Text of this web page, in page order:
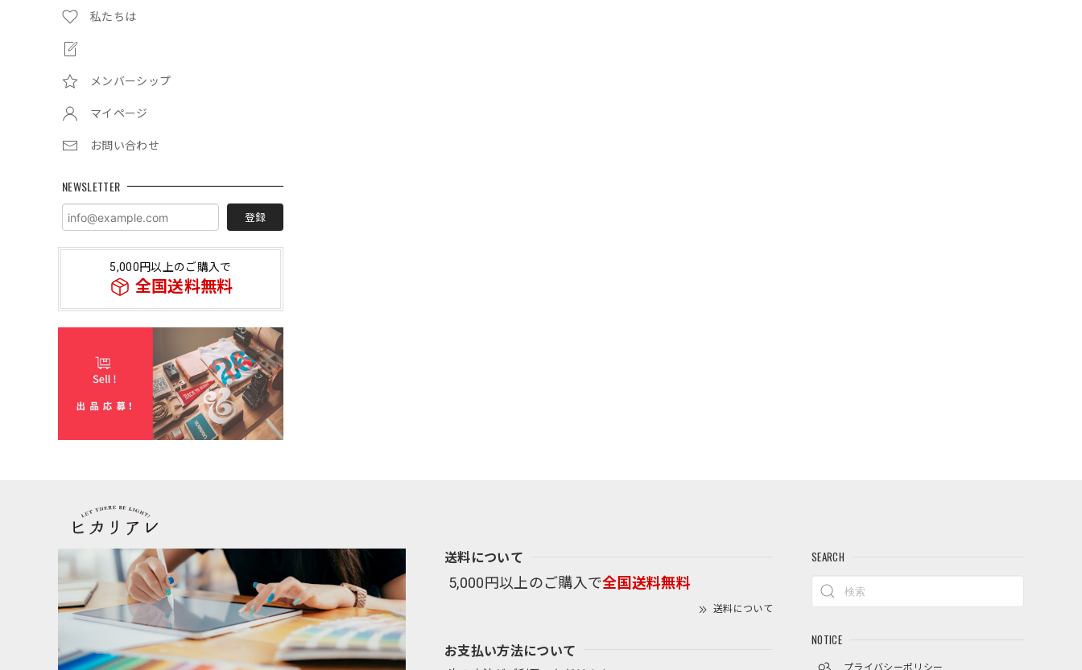
私たちは
メンバーシップ
マイページ
お問い合わせ
NEWSLETTER
登録
5,000円以上のご購入で
全国送料無料
送料について
5,000円以上のご購入で全国送料無料
送料について
お支払い方法について
SEARCH
NOTICE
プライバシーポリシー